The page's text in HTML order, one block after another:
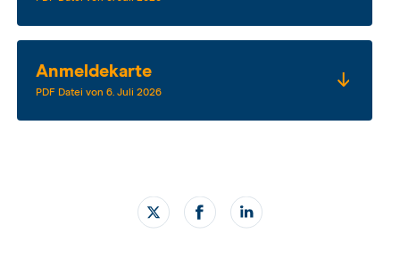
Anmeldekarte
PDF Datei von 6. Juli 2026